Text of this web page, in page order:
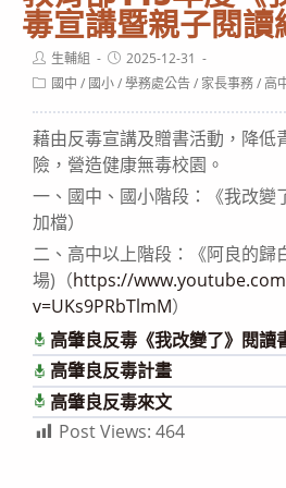
毒宣講暨親子閱
Post
author:
生輔組
Post
published:
2025-12-31
Post國中 / 國小/學務處公告/ 家長事務/高
藉由反毒宣講及贈書活動，降低
險，營造健康無毒校園。
一、國中、國小階段：《我改變
加檔）
二、高中以上階段：《阿良的歸
場)（https://
v=UKs9PRbTlmM）
高肇良反毒《我改變了》閱讀
高肇良反毒計畫
高肇良反毒來文
Post Views: 464